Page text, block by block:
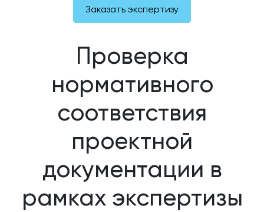
Заказать экспертизу
Проверка
нормативного
соответствия
проектной
документации в
рамках экспертизы